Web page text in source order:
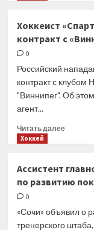
Хоккеист
контракт с
0
Российский
контракт с клубом
"Виннипег". Об
агент...
Читать далее
с
Хоккей
Ассистент
по развитию
0
«Сочи» объявил о
тренерского